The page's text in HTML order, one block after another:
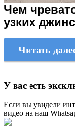
Чем
узких
Читать
У вас есть
Если вы увидели
видео на наш